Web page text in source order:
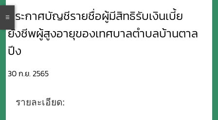
ประกาศบัญชีรายชื่อผู้มีสิทธิรับเงินเบี้ย
ยังชีพผู้สูงอายุของเทศบาลตำบลบ้านตาล
ปีง
30 ก.ย. 2565
รายละเอียด: